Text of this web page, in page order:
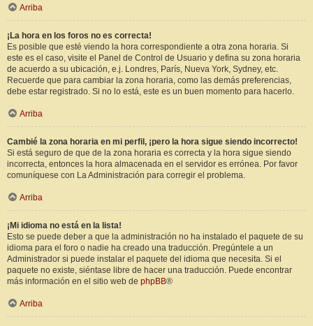
Arriba
¡La hora en los foros no es correcta!
Es posible que esté viendo la hora correspondiente a otra zona horaria. Si
este es el caso, visite el Panel de Control de Usuario y defina su zona horaria
de acuerdo a su ubicación, e.j. Londres, París, Nueva York, Sydney, etc.
Recuerde que para cambiar la zona horaria, como las demás preferencias,
debe estar registrado. Si no lo está, este es un buen momento para hacerlo.
Arriba
Cambié la zona horaria en mi perfil, ¡pero la hora sigue siendo incorrecto!
Si está seguro de que de la zona horaria es correcta y la hora sigue siendo
incorrecta, entonces la hora almacenada en el servidor es errónea. Por favor
comuníquese con La Administración para corregir el problema.
Arriba
¡Mi idioma no está en la lista!
Esto se puede deber a que la administración no ha instalado el paquete de su
idioma para el foro o nadie ha creado una traducción. Pregúntele a un
Administrador si puede instalar el paquete del idioma que necesita. Si el
paquete no existe, siéntase libre de hacer una traducción. Puede encontrar
más información en el sitio web de phpBB®
Arriba